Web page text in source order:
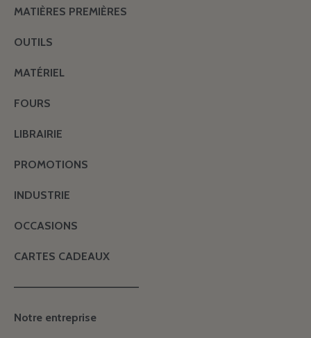
MATIÈRES PREMIÈRES
OUTILS
MATÉRIEL
FOURS
LIBRAIRIE
PROMOTIONS
INDUSTRIE
OCCASIONS
CARTES CADEAUX
———————————————
Notre entreprise